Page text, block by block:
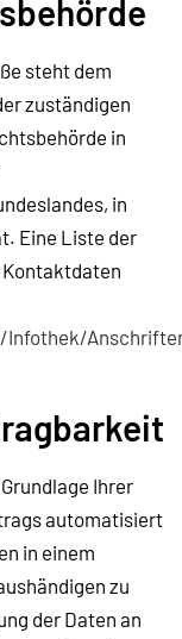
steht dem
zuständigen
in
in
Eine Liste der
Ihrer
automatisiert
in einem
zu
der Daten an